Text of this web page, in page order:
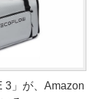
3」が、Amazon